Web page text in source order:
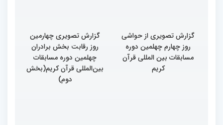
گزارش تصویری از حواشی
روز چهارم چهلمین دوره
مسابقات بین المللی قرآن
کریم
گزارش تصویری چهارمین
روز رقابت بخش برادران
چهلمین دوره مسابقات
بین‌المللی قرآن کریم(بخش
دوم)